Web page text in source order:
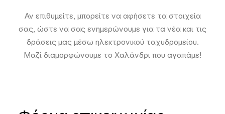
Αν επιθυμείτε, μπορείτε να αφήσετε τα στοιχεία
σας, ώστε να σας ενημερώνουμε για τα νέα και τις
δράσεις μας μέσω ηλεκτρονικού ταχυδρομείου.
Μαζί διαμορφώνουμε το Χαλάνδρι που αγαπάμε!